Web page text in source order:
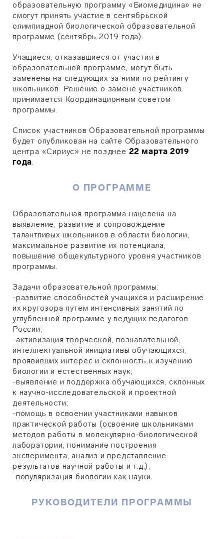
образовательную программу «Биомедицина» не
смогут принять участие в сентябрьской
олимпиадной биологической образовательной
программе (сентябрь 2019 года).
Учащиеся, отказавшиеся от участия в
образовательной программе, могут быть
заменены на следующих за ними по рейтингу
школьников. Решение о замене участников
принимается Координационным советом
программы.
Список участников Образовательной программы
будет опубликован на сайте Образовательного
центра «Сириус» не позднее 22 марта 2019
года.
О ПРОГРАММЕ
Образовательная программа нацелена на
выявление, развитие и сопровождение
талантливых школьников в области биологии,
максимальное развитие их потенциала,
повышение общекультурного уровня участников
программы.
Задачи образовательной программы:
-развитие способностей учащихся и расширение
их кругозора путем интенсивных занятий по
углубленной программе у ведущих педагогов
России;
-активизация творческой, познавательной,
интеллектуальной инициативы обучающихся,
проявивших интерес и склонность к изучению
биологии и естественных наук;
-выявление и поддержка обучающихся, склонных
к научно-исследовательской и проектной
деятельности;
-помощь в освоении участниками навыков
практической работы (освоение школьниками
методов работы в молекулярно-биологической
лаборатории, понимание построения
эксперимента, анализ и представление
результатов научной работы и т.д.);
-популяризация биологии как науки.
РУКОВОДИТЕЛИ ПРОГРАММЫ